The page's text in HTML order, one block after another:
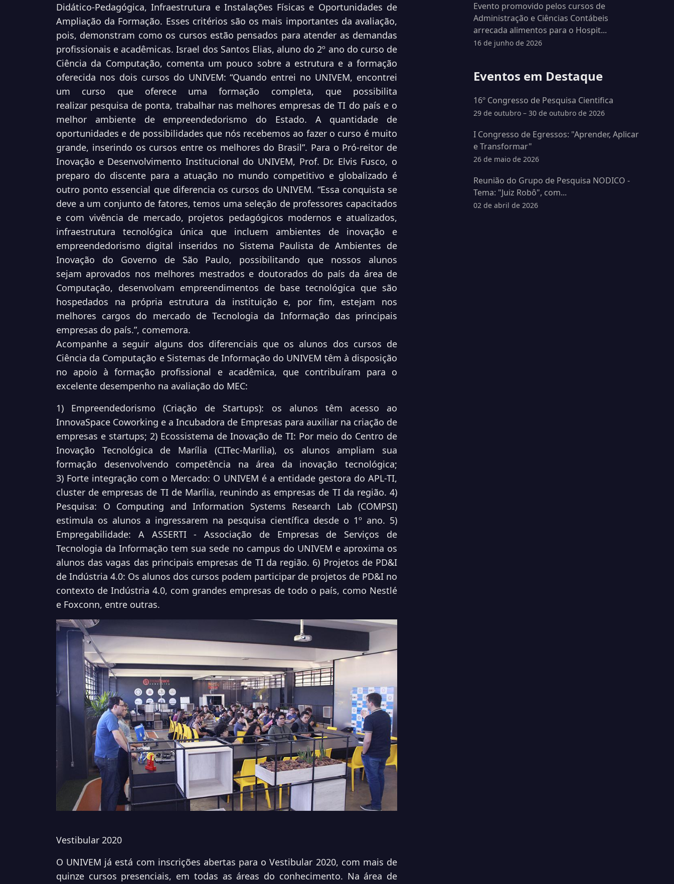
Didático-Pedagógica,Infraestrutura e Instalações Físicas e Oportunidades de
Ampliação da Formação. Esses critérios são os mais importantes da avaliação,
pois, demonstram como os cursos estão pensados para atender as demandas
profissionais e acadêmicas.Israel dos Santos Elias, aluno do 2º ano do curso de
Ciência da Computação, comenta um pouco sobre a estrutura e a formação
oferecida nos dois cursos do UNIVEM: “Quando entrei no UNIVEM, encontrei
um curso que oferece uma formação completa, que possibilita
realizar pesquisa de ponta, trabalhar nas melhores empresas de TI do país e o
melhor ambiente de empreendedorismo do Estado. A quantidade de
oportunidades e de possibilidades que nós recebemos ao fazer o curso é muito
grande, inserindo os cursos entre os melhores do Brasil”. Para o Pró-reitor de
Inovação e Desenvolvimento Institucional do UNIVEM, Prof. Dr. Elvis Fusco, o
preparo do discente para a atuação no mundo competitivo e globalizado é
outro ponto essencial que diferencia os cursos do UNIVEM. “Essa conquista se
deve a um conjunto de fatores, temos uma seleção de professores capacitados
e com vivência de mercado, projetos pedagógicos modernos e atualizados,
infraestrutura tecnológica única que incluem ambientes de inovação e
empreendedorismo digital inseridos no Sistema Paulista de Ambientes de
Inovação do Governo de São Paulo, possibilitando que nossos alunos
sejam aprovados nos melhores mestrados e doutorados do país da área de
Computação, desenvolvam empreendimentos de base tecnológica que são
hospedados na própria estrutura da instituição e, por fim, estejam nos
melhores cargos do mercado de Tecnologia da Informação das principais
empresas do país.”, comemora.
Acompanhe a seguir alguns dos diferenciais que os alunos dos cursos de
Ciência da Computação e Sistemas de Informação do UNIVEM têm à disposição
no apoio à formação profissional e acadêmica, que contribuíram para o
excelente desempenho na avaliação do MEC:
1) Empreendedorismo (Criação de Startups): os alunos têm acesso ao
InnovaSpace Coworking e a Incubadora de Empresas para auxiliar na criação de
empresas e startups; 2) Ecossistema de Inovação de TI: Por meio do Centro de
Inovação Tecnológica de Marília (CITec-Marília), os alunos ampliam sua
formação desenvolvendo competência na área da inovação tecnológica;
3) Forte integração com o Mercado: O UNIVEM é a entidade gestora do APL-TI,
cluster de empresas de TI de Marília, reunindo as empresas de TI da região. 4)
Pesquisa: O Computing and Information Systems Research Lab (COMPSI)
estimula os alunos a ingressarem na pesquisa científica desde o 1º ano. 5)
Empregabilidade: A ASSERTI - Associação de Empresas de Serviços de
Tecnologia da Informação tem sua sede no campus do UNIVEM e aproxima os
alunos dasvagas das principais empresas de TI da região. 6) Projetos de PD&I
de Indústria 4.0: Os alunos dos cursos podem participar de projetos de PD&I no
contexto de Indústria 4.0, com grandes empresas de todo o país, como Nestlé
e Foxconn, entre outras.
Vestibular 2020
O UNIVEM já está com inscrições abertas para o Vestibular 2020, com mais de
quinze cursos presenciais, em todas as áreas do conhecimento. Na área de
Evento promovido pelos cursos de
Administração e Ciências Contábeis
arrecada alimentos para o Hospit...
16 de junho de 2026
Eventos em Destaque
16º Congresso de Pesquisa Cientifica
29 de outubro – 30 de outubro de 2026
I Congresso de Egressos: "Aprender, Aplicar
e Transformar"
26 de maio de 2026
Reunião do Grupo de Pesquisa NODICO -
Tema: "Juiz Robô", com...
02 de abril de 2026